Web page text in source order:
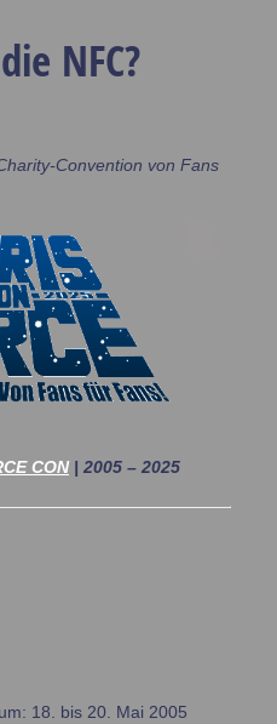
NFC?
Convention von Fans
CON| 2005 – 2025
18. bis 20. Mai 2005